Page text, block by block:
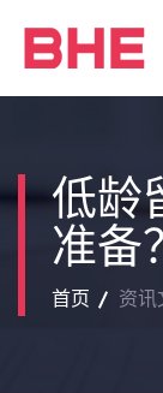
低龄
准备？
首页 资讯